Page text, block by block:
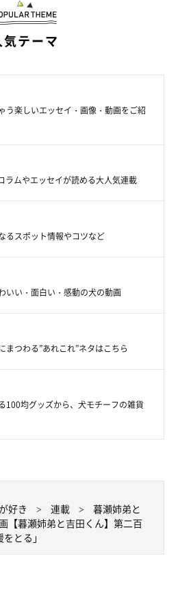
気テーマ
う楽しいエッセイ・画像・動画をご紹
ラムやエッセイが読める大人気連載
るスポット情報やコツなど
いい・面白い・感動の犬の動画
まつわる”あれこれ”ネタはこちら
100均グッズから、犬モチーフの雑貨
好き 連載
暮瀬姉弟と
【暮瀬姉弟と吉田くん】第二百
とる」